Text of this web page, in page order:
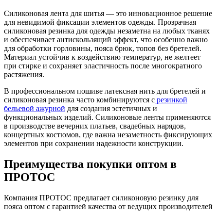
Силиконовая лента для шитья — это инновационное решение
для невидимой фиксации элементов одежды. Прозрачная
силиконовая резинка для одежды незаметна на любых тканях
и обеспечивает антискользящий эффект, что особенно важно
для обработки горловины, пояса брюк, топов без бретелей.
Материал устойчив к воздействию температур, не желтеет
при стирке и сохраняет эластичность после многократного
растяжения.
В профессиональном пошиве латексная нить для бретелей и
силиконовая резинка часто комбинируются с резинкой
бельевой ажурной для создания эстетичных и
функциональных изделий. Силиконовые ленты применяются
в производстве вечерних платьев, свадебных нарядов,
концертных костюмов, где важна незаметность фиксирующих
элементов при сохранении надежности конструкции.
Преимущества покупки оптом в
ПРОТОС
Компания ПРОТОС предлагает силиконовую резинку для
пояса оптом с гарантией качества от ведущих производителей